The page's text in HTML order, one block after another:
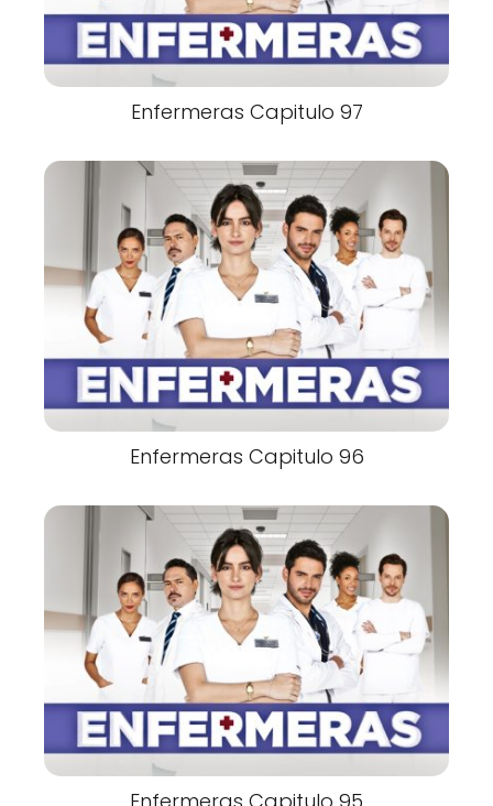
Enfermeras Capitulo 97
Enfermeras Capitulo 96